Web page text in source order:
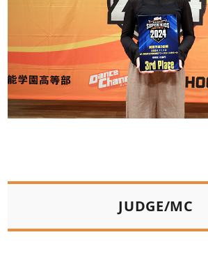
JUDGE/MC